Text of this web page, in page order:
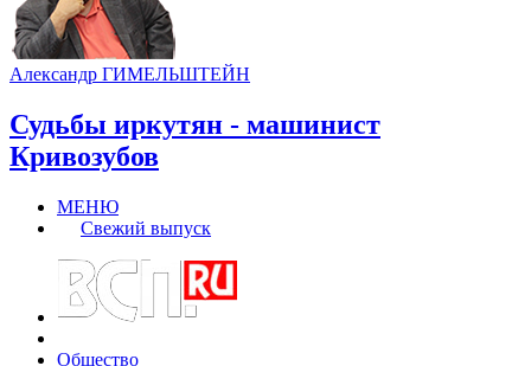
Александр ГИМЕЛЬШТЕЙН
Судьбы иркутян - машинист
Кривозубов
МЕНЮ
Свежий выпуск
Общество